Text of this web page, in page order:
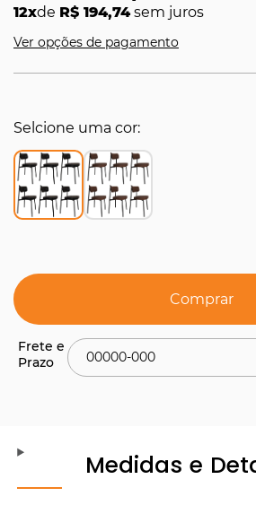
12xde R$ 194,74sem juros
Ver opções de pagamento
Selcione uma cor
Comprar
Medidas e